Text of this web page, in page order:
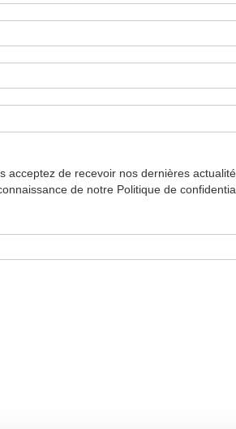
acceptez de recevoir nos dernières
de notre Politique de